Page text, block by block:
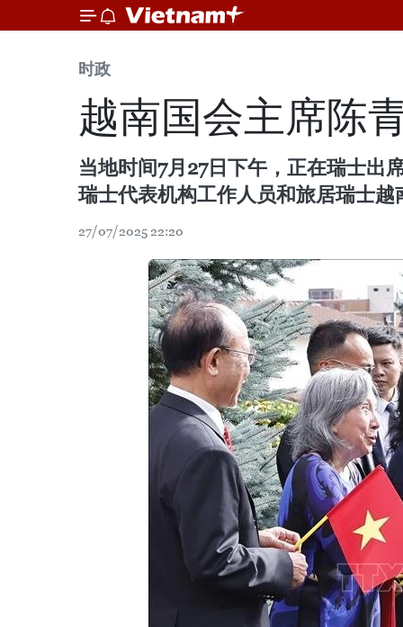
时政
越南国会主席陈
当地时间7月27日下午，正在瑞士出
瑞士代表机构工作人员和旅居瑞士越
27/07/2025 22:20